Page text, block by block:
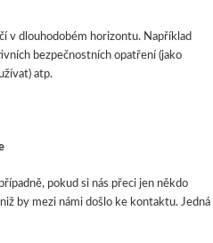
v dlouhodobém horizontu. Například
bezpečnostních opatření (jako
atp.
pokud si nás přeci jen někdo
by mezi námi došlo ke kontaktu. Jedná